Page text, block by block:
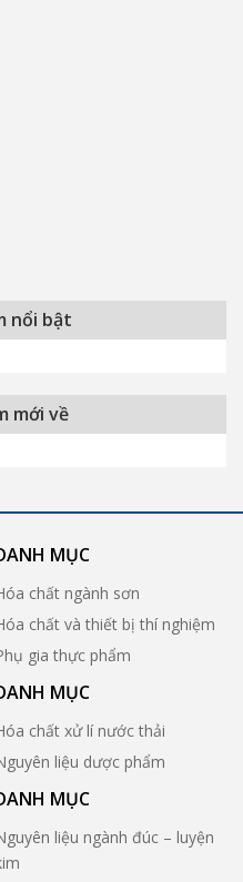
nổi bật
mới về
MỤC
chất ngành sơn
chất và thiết bị thí nghiệm
gia thực phẩm
MỤC
chất xử lí nước thải
liệu dược phẩm
MỤC
liệu ngành đúc – luyện